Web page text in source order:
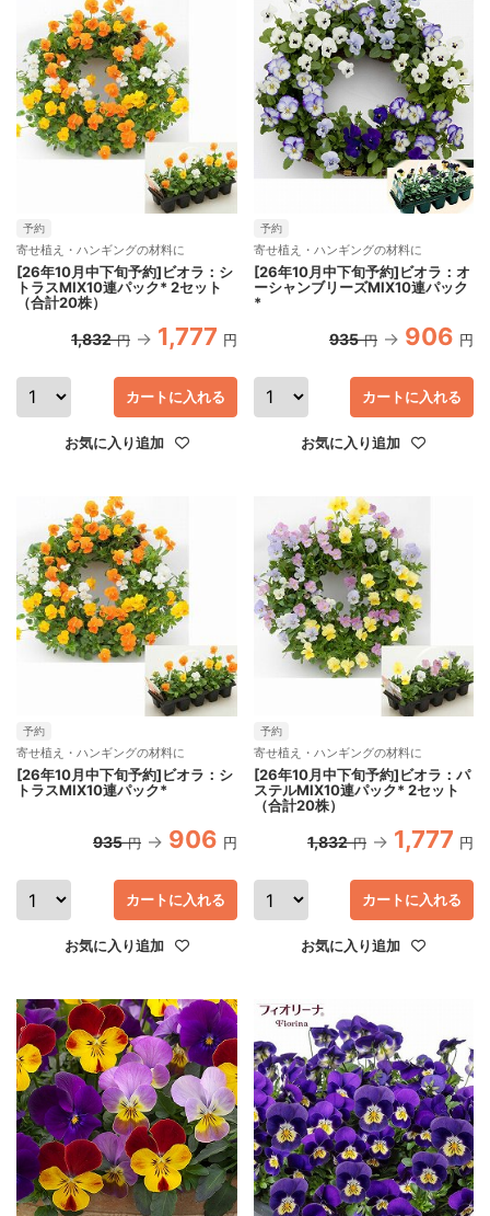
予約
寄せ植え・ハンギングの材料に
[26年10月中下旬予約]ビオラ：シ
トラスMIX10連パック* 2セット
（合計20株）
1,832 円 1,777 円
お気に入り追加
カートに入れる
予約
寄せ植え・ハンギングの材料に
[26年10月中下旬予約]ビオラ：オ
ーシャンブリーズMIX10連パック
*
935 円 906 円
お気に入り追加
カートに入れる
予約
寄せ植え・ハンギングの材料に
[26年10月中下旬予約]ビオラ：シ
トラスMIX10連パック*
935 円 906 円
お気に入り追加
カートに入れる
予約
寄せ植え・ハンギングの材料に
[26年10月中下旬予約]ビオラ：パ
ステルMIX10連パック* 2セット
（合計20株）
1,832 円 1,777 円
お気に入り追加
カートに入れる